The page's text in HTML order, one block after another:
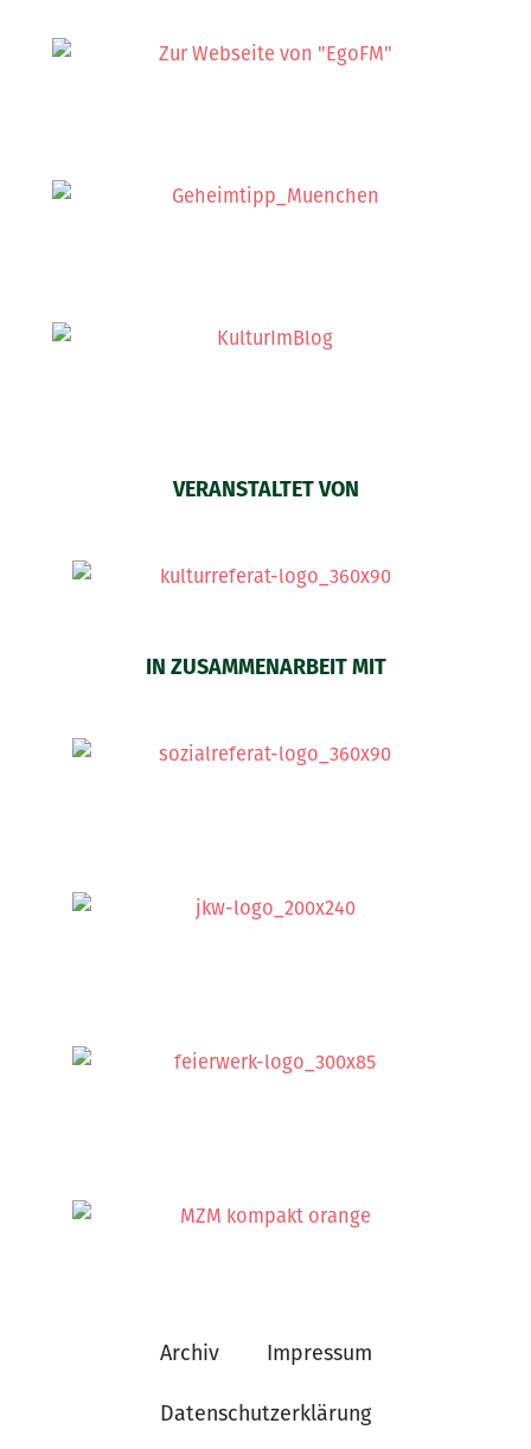
VERANSTALTET VON
IN ZUSAMMENARBEIT MIT
Archiv Impressum
Datenschutzerklärung